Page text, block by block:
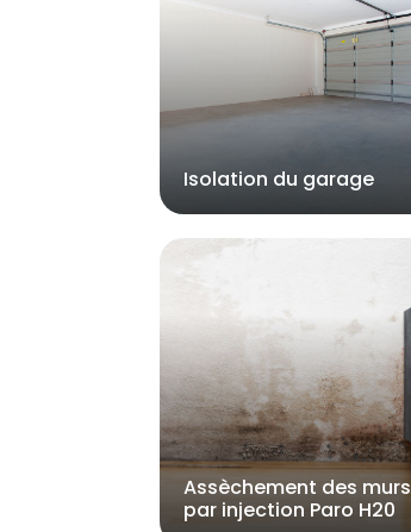
Isolation du garage
Assèchement des murs
par injection Paro H20